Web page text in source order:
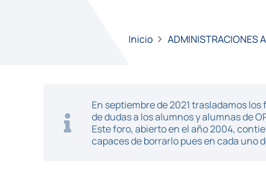
Inicio ADMINISTRACIONES
En septiembre de 2021 trasladamos
de dudas a los alumnos y alumnas de
Este foro, abierto en el año 2004,
capaces de borrarlo pues en cada uno